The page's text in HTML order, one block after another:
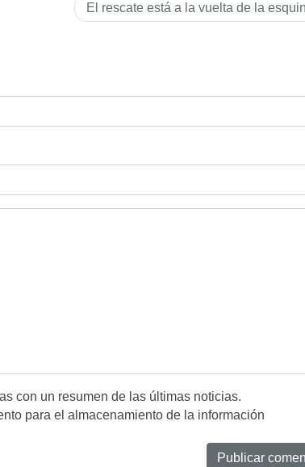
El rescate está a la vuelta de la
con un resumen de las últimas noticias.
para el almacenamiento de la información